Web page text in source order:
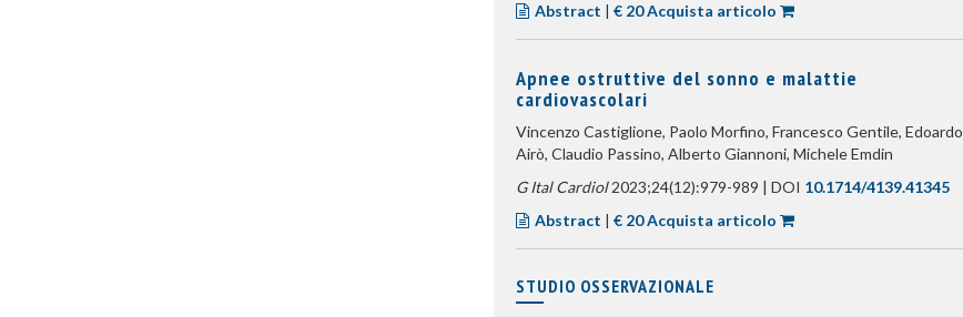
Abstract | € 20 Acquista articolo
Apnee ostruttive del sonno e malattie
cardiovascolari
Vincenzo Castiglione, Paolo Morfino, Francesco Gentile, Edoardo
Airò, Claudio Passino, Alberto Giannoni, Michele Emdin
G Ital Cardiol2023;24(12):979-989 | DOI 10.1714/4139.41345
Abstract | € 20 Acquista articolo
STUDIO OSSERVAZIONALE